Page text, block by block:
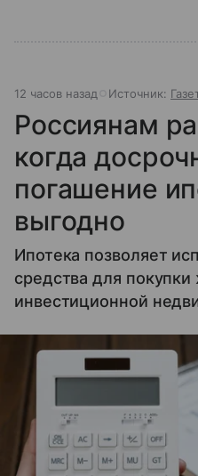
12 часов назад Источник:
Россиянам
когда
погашение
выгодно
Ипотека позволяет
средства для
инвестиционной